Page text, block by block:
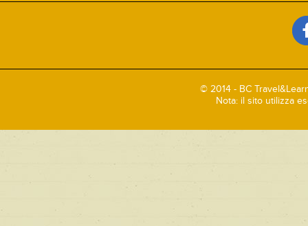
© 2014 - BC
Nota: il sito utilizza